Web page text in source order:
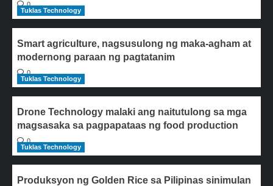
0
Tuklas Technology
Smart agriculture, nagsusulong ng maka-agham at
modernong paraan ng pagtatanim
0
Tuklas Technology
Drone Technology malaki ang naitutulong sa mga
magsasaka sa pagpapataas ng food production
0
Tuklas Technology
Produksyon ng Golden Rice sa Pilipinas sinimulan